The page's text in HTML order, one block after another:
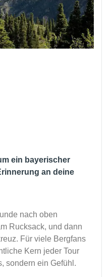
ein bayerischer
an deine
nach oben
Rucksack, und dann
Für viele Bergfans
Kern jeder Tour
sondern ein Gefühl.